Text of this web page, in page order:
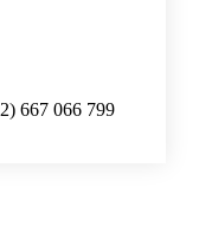
667 066 799